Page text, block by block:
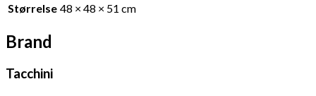
Størrelse 48 × 48 × 51 cm
Brand
Tacchini